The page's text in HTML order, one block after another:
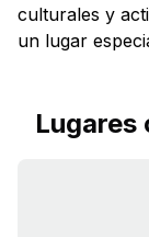
culturales y
un lugar
Lugares